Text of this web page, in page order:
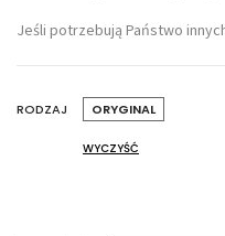
Jeśli potrzebują Państwo
RODZAJ ORYGINAL
WYCZYŚĆ